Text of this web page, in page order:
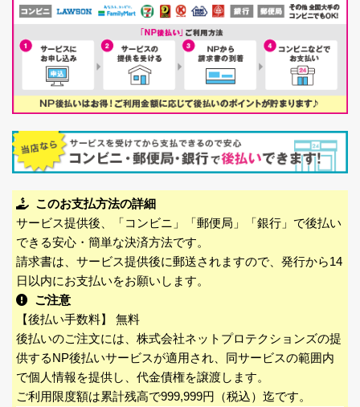
このお支払方法の詳細
サービス提供後、「コンビニ」「郵便局」「銀行」で後払い
できる安心・簡単な決済方法です。
請求書は、サービス提供後に郵送されますので、発行から14
日以内にお支払いをお願いします。
ご注意
【後払い手数料】 無料
後払いのご注文には、株式会社ネットプロテクションズの提
供するNP後払いサービスが適用され、同サービスの範囲内
で個人情報を提供し、代金債権を譲渡します。
ご利用限度額は累計残高で999,999円（税込）迄です。